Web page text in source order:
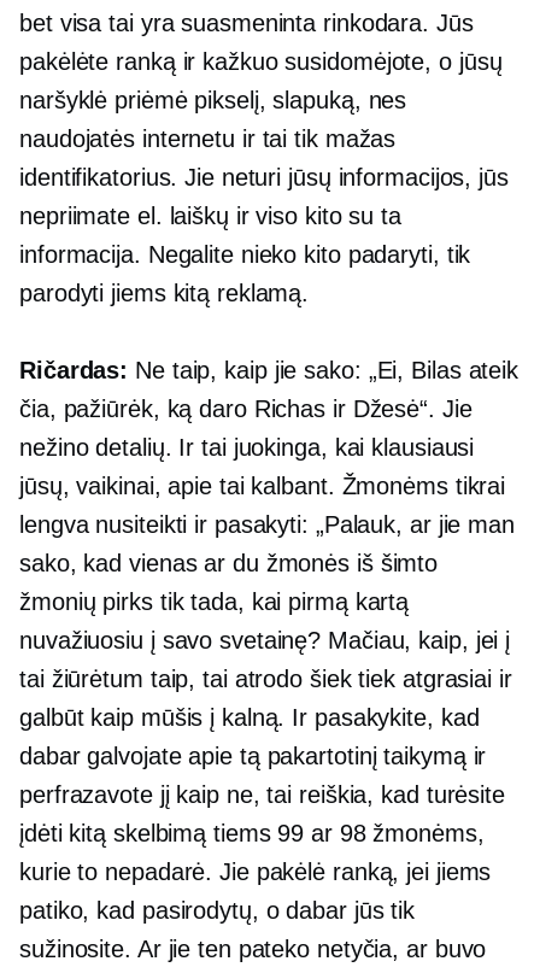
bet visa tai yra suasmeninta rinkodara. Jūs
pakėlėte ranką ir kažkuo susidomėjote, o jūsų
naršyklė priėmė pikselį, slapuką, nes
naudojatės internetu ir tai tik mažas
identifikatorius. Jie neturi jūsų informacijos, jūs
nepriimate el. laiškų ir viso kito su ta
informacija. Negalite nieko kito padaryti, tik
parodyti jiems kitą reklamą.
Ričardas: Ne taip, kaip jie sako: „Ei, Bilas ateik
čia, pažiūrėk, ką daro Richas ir Džesė“. Jie
nežino detalių. Ir tai juokinga, kai klausiausi
jūsų, vaikinai, apie tai kalbant. Žmonėms tikrai
lengva nusiteikti ir pasakyti: „Palauk, ar jie man
sako, kad vienas ar du žmonės iš šimto
žmonių pirks tik tada, kai pirmą kartą
nuvažiuosiu į savo svetainę? Mačiau, kaip, jei į
tai žiūrėtum taip, tai atrodo šiek tiek atgrasiai ir
galbūt kaip mūšis į kalną. Ir pasakykite, kad
dabar galvojate apie tą pakartotinį taikymą ir
perfrazavote jį kaip ne, tai reiškia, kad turėsite
įdėti kitą skelbimą tiems 99 ar 98 žmonėms,
kurie to nepadarė. Jie pakėlė ranką, jei jiems
patiko, kad pasirodytų, o dabar jūs tik
sužinosite. Ar jie ten pateko netyčia, ar buvo